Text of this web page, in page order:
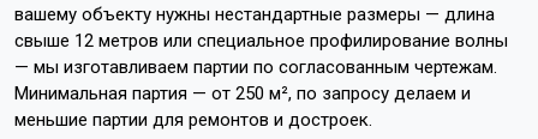
вашему объекту нужны нестандартные размеры — длина
свыше 12 метров или специальное профилирование волны
— мы изготавливаем партии по согласованным чертежам.
Минимальная партия — от 250 м², по запросу делаем и
меньшие партии для ремонтов и достроек.